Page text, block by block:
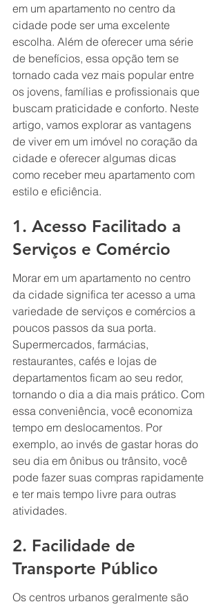
em um apartamento no centro da
cidade pode ser uma excelente
escolha. Além de oferecer uma série
de benefícios, essa opção tem se
tornado cada vez mais popular entre
os jovens, famílias e profissionais que
buscam praticidade e conforto. Neste
artigo, vamos explorar as vantagens
de viver em um imóvel no coração da
cidade e oferecer algumas dicas
como receber meu apartamento com
estilo e eficiência.
1. Acesso Facilitado a
Serviços e Comércio
Morar em um apartamento no centro
da cidade significa ter acesso a uma
variedade de serviços e comércios a
poucos passos da sua porta.
Supermercados, farmácias,
restaurantes, cafés e lojas de
departamentos ficam ao seu redor,
tornando o dia a dia mais prático. Com
essa conveniência, você economiza
tempo em deslocamentos. Por
exemplo, ao invés de gastar horas do
seu dia em ônibus ou trânsito, você
pode fazer suas compras rapidamente
e ter mais tempo livre para outras
atividades.
2. Facilidade de
Transporte Público
Os centros urbanos geralmente são